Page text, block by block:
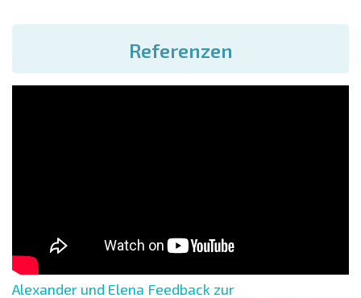
Referenzen
Alexander und Elena Feedback zur